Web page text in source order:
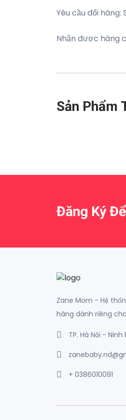
Yêu cầu đổi
Nhận được hàng
Sản Phẩm
Đăng Ký
Zane Mom - Hệ
hàng dành riêng
TP. Hà Nội -
+ 0386010091